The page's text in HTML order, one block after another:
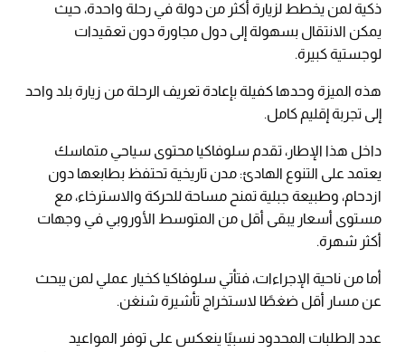
ذكية لمن يخطط لزيارة أكثر من دولة في رحلة واحدة، حيث
يمكن الانتقال بسهولة إلى دول مجاورة دون تعقيدات
لوجستية كبيرة.
هذه الميزة وحدها كفيلة بإعادة تعريف الرحلة من زيارة بلد واحد
إلى تجربة إقليم كامل.
داخل هذا الإطار، تقدم سلوفاكيا محتوى سياحي متماسك
يعتمد على التنوع الهادئ: مدن تاريخية تحتفظ بطابعها دون
ازدحام، وطبيعة جبلية تمنح مساحة للحركة والاسترخاء، مع
مستوى أسعار يبقى أقل من المتوسط الأوروبي في وجهات
أكثر شهرة.
أما من ناحية الإجراءات، فتأتي سلوفاكيا كخيار عملي لمن يبحث
عن مسار أقل ضغطًا لاستخراج تأشيرة شنغن.
عدد الطلبات المحدود نسبيًا ينعكس على توفر المواعيد